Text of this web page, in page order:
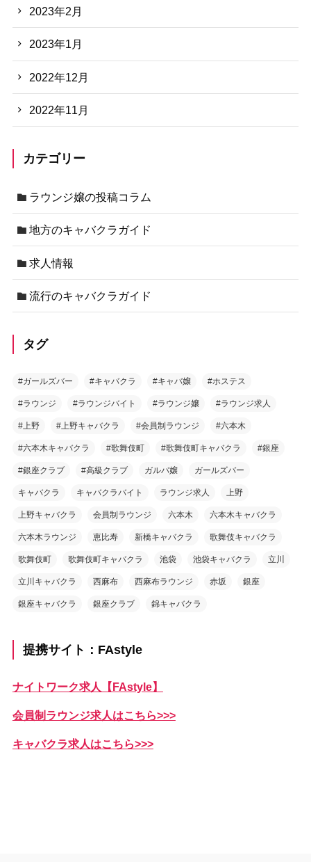
2023年2月
2023年1月
2022年12月
2022年11月
カテゴリー
ラウンジ嬢の投稿コラム
地方のキャバクラガイド
求人情報
流行のキャバクラガイド
タグ
#ガールズバー #キャバクラ #キャバ嬢 #ホステス
#ラウンジ #ラウンジバイト #ラウンジ嬢 #ラウンジ求人
#上野 #上野キャバクラ #会員制ラウンジ #六本木
#六本木キャバクラ #歌舞伎町 #歌舞伎町キャバクラ #銀座
#銀座クラブ #高級クラブ ガルバ嬢 ガールズバー
キャバクラ キャバクラバイト ラウンジ求人 上野
上野キャバクラ 会員制ラウンジ 六本木 六本木キャバクラ
六本木ラウンジ 恵比寿 新橋キャバクラ 歌舞伎キャバクラ
歌舞伎町 歌舞伎町キャバクラ 池袋 池袋キャバクラ 立川
立川キャバクラ 西麻布 西麻布ラウンジ 赤坂 銀座
銀座キャバクラ 銀座クラブ 錦キャバクラ
提携サイト：FAstyle
ナイトワーク求人【FAstyle】
会員制ラウンジ求人はこちら>>>
キャバクラ求人はこちら>>>